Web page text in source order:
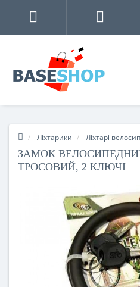
Ліхтарики Ліхтарі
ЗАМОК ВЕЛОСИПЕДНИЙ
ТРОСОВИЙ, 2 КЛЮЧІ